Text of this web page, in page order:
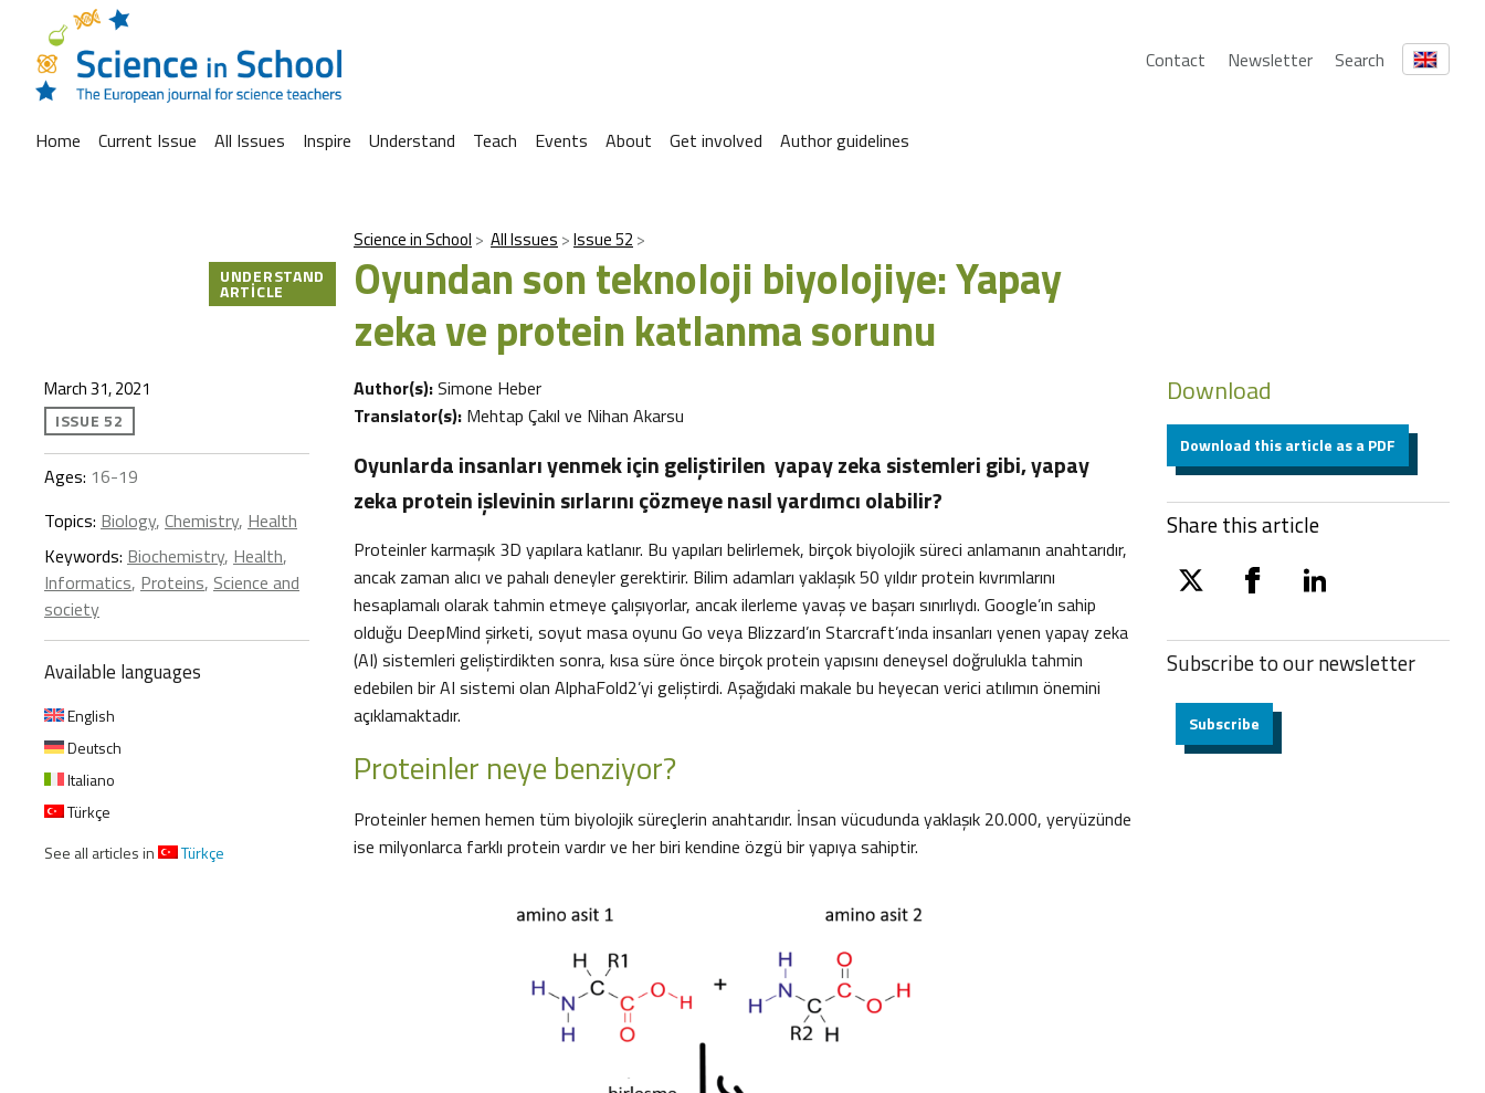
Contact Newsletter Search
Home Current Issue All Issues Inspire Understand Teach Events About Get involved Author guidelines
Science in School All Issues Issue 52
Oyundan son teknoloji biyolojiye: Yapay
zeka ve protein katlanma sorunu
UNDERSTAND
ARTICLE
March 31, 2021
ISSUE 52
Ages: 16-19
Topics: Biology, Chemistry, Health
Keywords: Biochemistry, Health,
Informatics, Proteins, Science and
society
Available languages
English
Deutsch
Italiano
Türkçe
See all articles in
Türkçe
Author(s):Simone Heber
Translator(s): Mehtap Çakıl ve Nihan Akarsu
Oyunlarda insanları yenmek için geliştirilen yapay zeka sistemleri gibi, yapay
zeka protein işlevinin sırlarını çözmeye nasıl yardımcı olabilir?
Proteinler karmaşık 3D yapılara katlanır. Bu yapıları belirlemek, birçok biyolojik süreci anlamanın anahtarıdır,
ancak zaman alıcı ve pahalı deneyler gerektirir. Bilim adamları yaklaşık 50 yıldır protein kıvrımlarını
hesaplamalı olarak tahmin etmeye çalışıyorlar, ancak ilerleme yavaş ve başarı sınırlıydı. Google’ın sahip
olduğu DeepMind şirketi, soyut masa oyunu Go veya Blizzard’ın Starcraft’ında insanları yenen yapay zeka
(AI) sistemleri geliştirdikten sonra, kısa süre önce birçok protein yapısını deneysel doğrulukla tahmin
edebilen bir AI sistemi olan AlphaFold2’yi geliştirdi. Aşağıdaki makale bu heyecan verici atılımın önemini
açıklamaktadır.
Proteinler neye benziyor?
Proteinler hemen hemen tüm biyolojik süreçlerin anahtarıdır. İnsan vücudunda yaklaşık 20.000, yeryüzünde
ise milyonlarca farklı protein vardır ve her biri kendine özgü bir yapıya sahiptir.
Download
Download this article as a PDF
Share this article
twitter facebooklinkedin
Subscribe to ournewsletter
Subscribe